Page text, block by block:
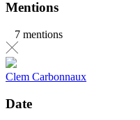
Mentions
7 mentions
Clem Carbonnaux
Date